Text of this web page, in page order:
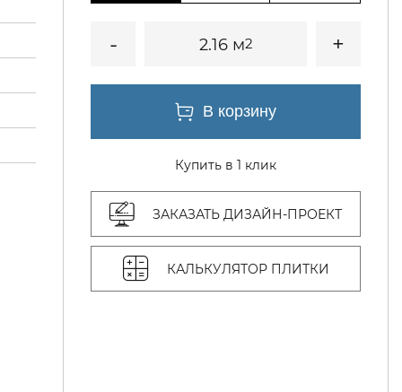
2.16 м2
Купить в 1 клик
ЗАКАЗАТЬ ДИЗАЙН-ПРОЕКТ
КАЛЬКУЛЯТОР ПЛИТКИ